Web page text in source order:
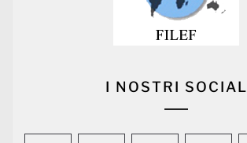
I NOSTRI SOCIAL